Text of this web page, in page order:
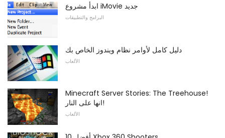
ابدأ مشروع iMovie جديد
البرامج والتطبيقات
دليل كامل لأوامر نظام ويندوز الخاص بك
الألعاب
Minecraft Server Stories: The Treehouse!
انها على النار!
الألعاب